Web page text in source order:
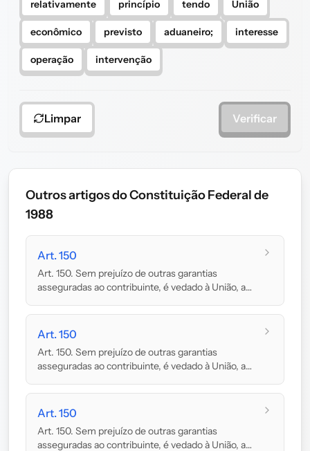
relativamente princípio tendo União
econômico previsto aduaneiro; interesse
operação intervenção
Limpar Verificar
Outros artigos do Constituição Federal de
1988
Art. 150
Art. 150. Sem prejuízo de outras garantias
asseguradas ao contribuinte, é vedado à União, aos
Art. 150
Art. 150. Sem prejuízo de outras garantias
asseguradas ao contribuinte, é vedado à União, aos
Art. 150
Art. 150. Sem prejuízo de outras garantias
asseguradas ao contribuinte, é vedado à União, aos